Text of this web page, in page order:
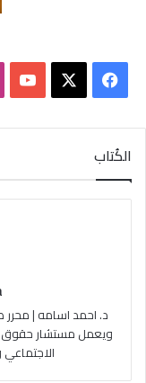
س
ب
u
e
الكُتاب
د. احمد اسامه | محرر
ويعمل مستشار حقوق
الاجتماعي